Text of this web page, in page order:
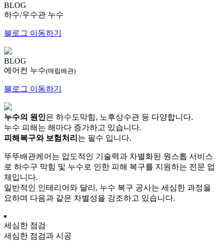
BLOG
하수/우수관 누수
블로그 이동하기
BLOG
에어컨 누수(매립배관)
블로그 이동하기
누수의 원인은 하수도막힘, 노후상수관 등 다양합니다.
누수 피해는 해마다 증가하고 있습니다.
피해복구와 보험처리 는 필수 입니다.
뚜뚜배관케어는 압도적인 기술력과 차별화된 원스톱 서비스
로 하수구 막힘 및 누수로 인한 피해 복구를 지원하는 전문 업
체입니다.
일반적인 인테리어와 달리, 누수 복구 공사는 세심한 과정을
요하며 다음과 같은 차별성을 강조하고 있습니다.
세심한 점검
세심한 점검과 시공